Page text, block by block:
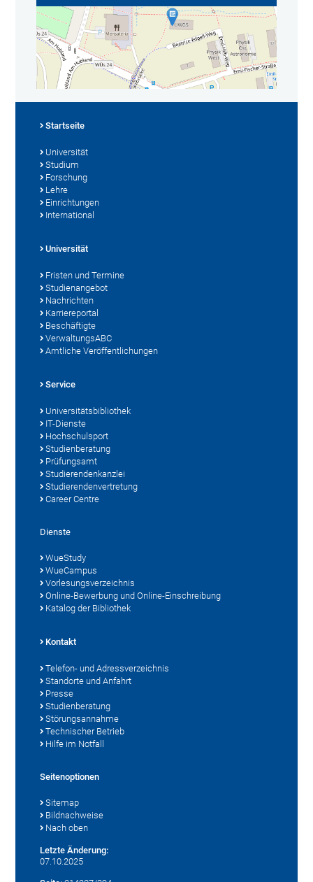
Startseite
Universität
Studium
Forschung
Lehre
Einrichtungen
International
Universität
Fristen und Termine
Studienangebot
Nachrichten
Karriereportal
Beschäftigte
VerwaltungsABC
Amtliche Veröffentlichungen
Service
Universitätsbibliothek
IT-Dienste
Hochschulsport
Studienberatung
Prüfungsamt
Studierendenkanzlei
Studierendenvertretung
Career Centre
Dienste
WueStudy
WueCampus
Vorlesungsverzeichnis
Online-Bewerbung und Online-Einschreibung
Katalog der Bibliothek
Kontakt
Telefon- und Adressverzeichnis
Standorte und Anfahrt
Presse
Studienberatung
Störungsannahme
Technischer Betrieb
Hilfe im Notfall
Seitenoptionen
Sitemap
Bildnachweise
Nach oben
Letzte Änderung:
07.10.2025